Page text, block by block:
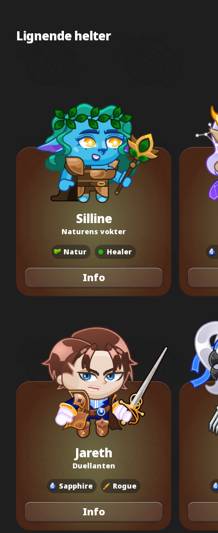
Lignende helter
Silline
Naturens vokter
Natur Healer
Info
Jareth
Duellanten
Sapphire Rogue
Info